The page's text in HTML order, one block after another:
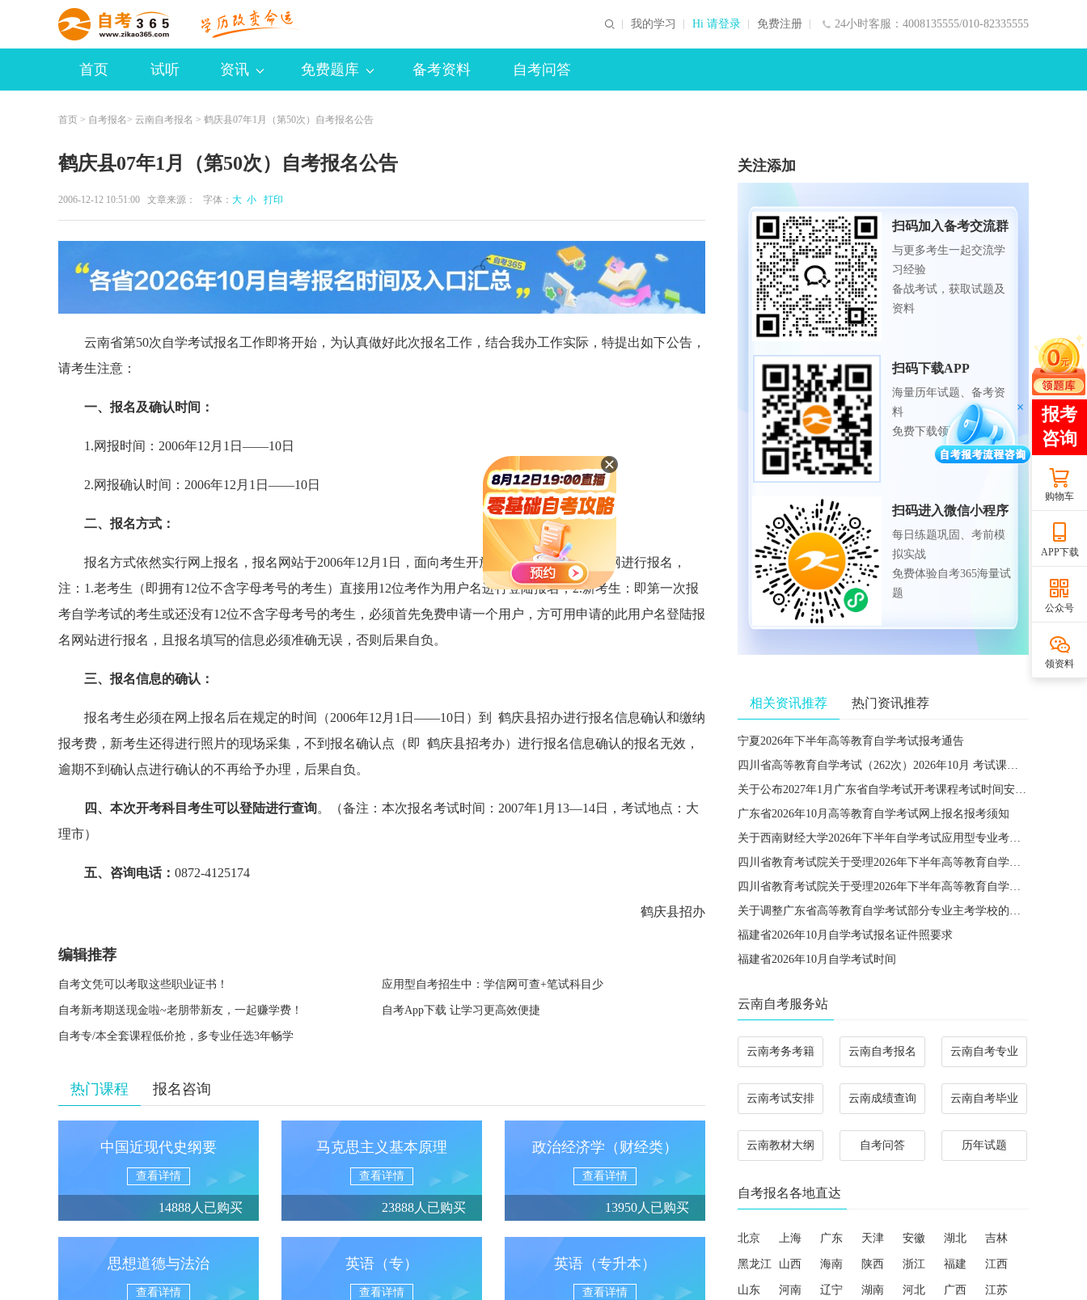
24小时客服：4008135555/010-82335555
我的学习 Hi 请登录 免费注册
首页 试听 资讯 免费题库 备考资料 自考问答
首页 > 自考报名 > 云南自考报名 > 鹤庆县07年1月（第50次）自考报名公告
鹤庆县07年1月（第50次）自考报名公告
2006-12-12 10:51:00 文章来源： 字体： 大 小 打印
云南省第50次自学考试报名工作即将开始，为认真做好此次报名工作，结合我办工作实际，特提出如下公告，
请考生注意：
一、报名及确认时间：
1.网报时间：2006年12月1日——10日
2.网报确认时间：2006年12月1日——10日
二、报名方式：
报名方式依然实行网上报名，报名网站于2006年12月1日，面向考生开放，届时，考生自行上网进行报名，
注：1.老考生（即拥有12位不含字母考号的考生）直接用12位考作为用户名进行登陆报名；2.新考生：即第一次报
考自学考试的考生或还没有12位不含字母考号的考生，必须首先免费申请一个用户，方可用申请的此用户名登陆报
名网站进行报名，且报名填写的信息必须准确无误，否则后果自负。
三、报名信息的确认：
报名考生必须在网上报名后在规定的时间（2006年12月1日——10日）到 鹤庆县招办进行报名信息确认和缴纳
报考费，新考生还得进行照片的现场采集，不到报名确认点（即 鹤庆县招考办）进行报名信息确认的报名无效，
逾期不到确认点进行确认的不再给予办理，后果自负。
四、本次开考科目考生可以登陆进行查询。（备注：本次报名考试时间：2007年1月13—14日，考试地点：大
理市）
五、咨询电话： 0872-4125174
鹤庆县招办
编辑推荐
自考文凭可以考取这些职业证书！ 应用型自考招生中：学信网可查+笔试科目少
自考新考期送现金啦~老朋带新友，一起赚学费！ 自考App下载 让学习更高效便捷
自考专/本全套课程低价抢，多专业任选3年畅学
热门课程 报名咨询
中国近现代史纲要
查看详情
14888人已购买
马克思主义基本原理
查看详情
23888人已购买
政治经济学（财经类）
查看详情
13950人已购买
思想道德与法治
查看详情
英语（专）
查看详情
英语（专升本）
查看详情
关注添加
扫码加入备考交流群
与更多考生一起交流学
习经验
备战考试，获取试题及
资料
扫码下载APP
海量历年试题、备考资
料
免费下载领取
扫码进入微信小程序
每日练题巩固、考前模
拟实战
免费体验自考365海量试
题
相关资讯推荐 热门资讯推荐
宁夏2026年下半年高等教育自学考试报考通告
四川省高等教育自学考试（262次）2026年10月 考试课程简表
关于公布2027年1月广东省自学考试开考课程考试时间安排和使用教材的通知
广东省2026年10月高等教育自学考试网上报名报考须知
关于西南财经大学2026年下半年自学考试应用型专业考籍更改办理的通知
四川省教育考试院关于受理2026年下半年高等教育自学考试省际转考申请的通告
四川省教育考试院关于受理2026年下半年高等教育自学考试考籍更改申请的通告
关于调整广东省高等教育自学考试部分专业主考学校的通知
福建省2026年10月自学考试报名证件照要求
福建省2026年10月自学考试时间
云南自考服务站
云南考务考籍 云南自考报名 云南自考专业
云南考试安排 云南成绩查询 云南自考毕业
云南教材大纲 自考问答 历年试题
自考报名各地直达
北京 上海 广东 天津 安徽 湖北 吉林
黑龙江 山西 海南 陕西 浙江 福建 江西
山东 河南 辽宁 湖南 河北 广西 江苏
购物车
APP下载
公众号
领资料